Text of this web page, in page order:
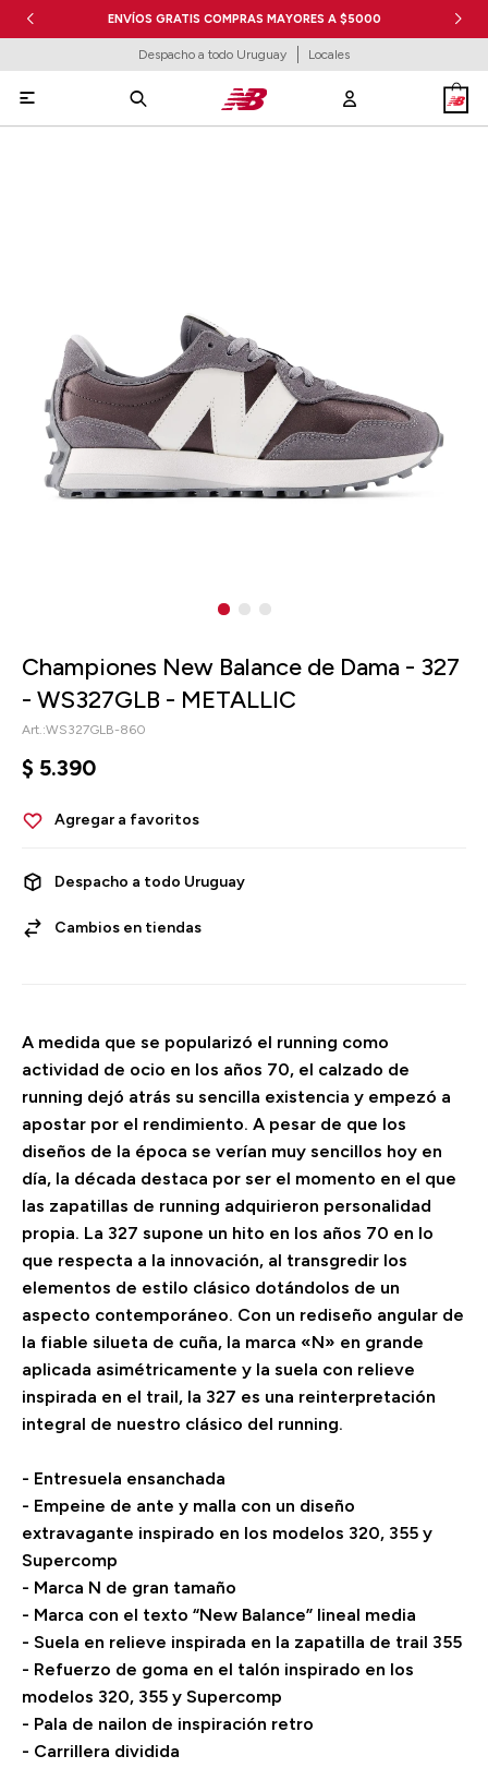
ENVÍOS GRATIS COMPRAS MAYORES A $5000
Despacho a todo Uruguay Locales

Championes New Balance de Dama - 327
- WS327GLB - METALLIC
WS327GLB-860
$ 5.390
Despacho a todo Uruguay
Cambios en tiendas
A medida que se popularizó el running como
actividad de ocio en los años 70, el calzado de
running dejó atrás su sencilla existencia y empezó a
apostar por el rendimiento. A pesar de que los
diseños de la época se verían muy sencillos hoy en
día, la década destaca por ser el momento en el que
las zapatillas de running adquirieron personalidad
propia. La 327 supone un hito en los años 70 en lo
que respecta a la innovación, al transgredir los
elementos de estilo clásico dotándolos de un
aspecto contemporáneo. Con un rediseño angular de
la fiable silueta de cuña, la marca «N» en grande
aplicada asimétricamente y la suela con relieve
inspirada en el trail, la 327 es una reinterpretación
integral de nuestro clásico del running.
- Entresuela ensanchada
- Empeine de ante y malla con un diseño
extravagante inspirado en los modelos 320, 355 y
Supercomp
- Marca N de gran tamaño
- Marca con el texto “New Balance” lineal media
- Suela en relieve inspirada en la zapatilla de trail 355
- Refuerzo de goma en el talón inspirado en los
modelos 320, 355 y Supercomp
- Pala de nailon de inspiración retro
- Carrillera dividida